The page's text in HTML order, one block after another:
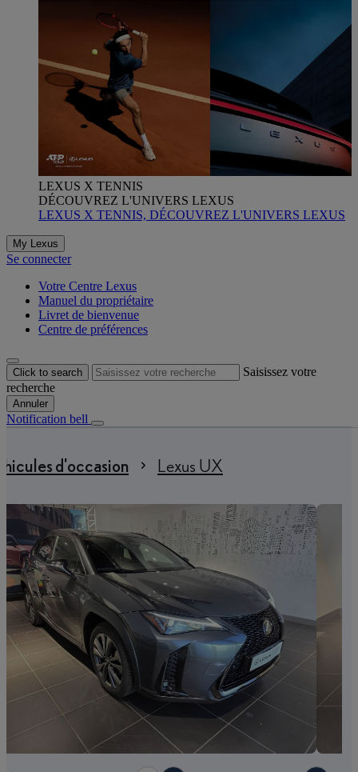
LEXUS X TENNIS
DÉCOUVREZ L'UNIVERS LEXUS
LEXUS X TENNIS, DÉCOUVREZ L'UNIVERS LEXUS
My Lexus
Se connecter
Votre Centre Lexus
Manuel du propriétaire
Livret de bienvenue
Centre de préférences
Click to search
Saisissez votre
recherche
Annuler
Notification bell
d'occasion Lexus UX